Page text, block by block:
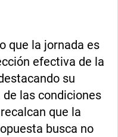
que la jornada es
efectiva de la
su
las condiciones
que la
busca no